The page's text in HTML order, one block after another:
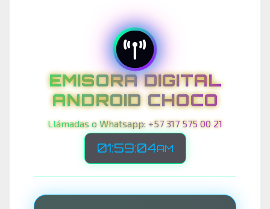
EMISORA DIGITAL
ANDROID CHOCO
Llámadas o Whatsapp: +57 317 575 00 21
01:59:07AM